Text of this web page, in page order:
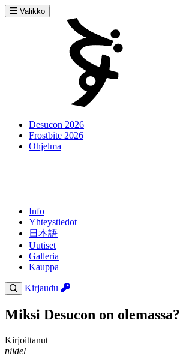
Valikko
Desucon 2026
Frostbite 2026
Ohjelma
Info
Yhteystiedot
日本語
Uutiset
Galleria
Kauppa
Kirjaudu
Miksi Desucon on olemassa?
Kirjoittanut
niidel